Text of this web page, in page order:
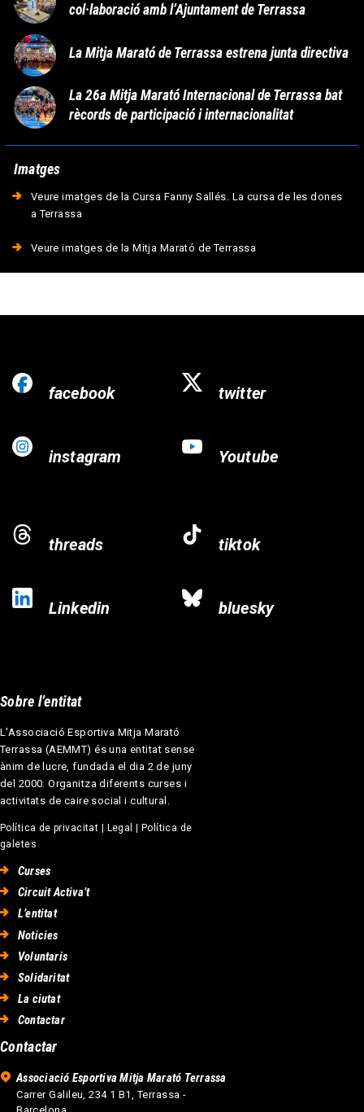
col·laboració amb l’Ajuntament de Terrassa
La Mitja Marató de Terrassa estrena junta directiva
La 26a Mitja Marató Internacional de Terrassa bat
rècords de participació i internacionalitat
Imatges
Veure imatges de la Cursa Fanny Sallés. La cursa de les dones
a Terrassa
Veure imatges de la Mitja Marató de Terrassa
facebook twitter
instagram Youtube
threads tiktok
Linkedin bluesky
Sobre l’entitat
L'Associació Esportiva Mitja Marató
Terrassa (AEMMT) és una entitat sense
ànim de lucre, fundada el dia 2 de juny
del 2000. Organitza diferents curses i
activitats de caire social i cultural.
Política de privacitat | Legal | Política de
galetes
Curses
Circuit Activa’t
L’entitat
Noticies
Voluntaris
Solidaritat
La ciutat
Contactar
Contactar
Associació Esportiva Mitja Marató Terrassa
Carrer Galileu, 234 1 B1, Terrassa -